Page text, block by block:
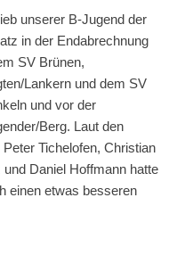
unserer B-Jugend der
in der Endabrechnung
SV Brünen,
Lankern und dem SV
und vor der
Berg. Laut den
Peter Tichelofen, Christian
und Daniel Hoffmann hatte
einen etwas besseren